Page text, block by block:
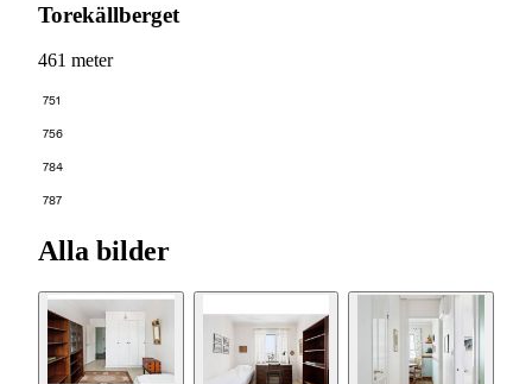
Torekällberget
461 meter
751
756
784
787
Alla bilder